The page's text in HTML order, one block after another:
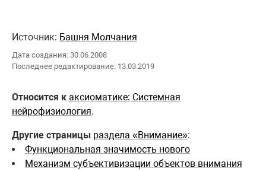
Источник: Башня Молчания
Дата создания: 30.06.2008
Последнее редактирование: 13.03.2019
Относится к аксиоматике: Системная
нейрофизиология.
Другие страницы раздела «Внимание»:
Функциональная значимость нового
Механизм субъективизации объектов внимания